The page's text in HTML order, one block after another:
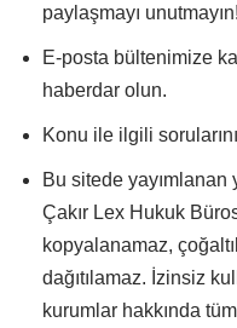
paylaşmayı unutmayın!
E-posta bültenimize
haberdar olun.
Konu ile ilgili
Bu sitede yayımlanan
Çakır Lex Hukuk
kopyalanamaz,
dağıtılamaz. İzinsiz
kurumlar hakkında